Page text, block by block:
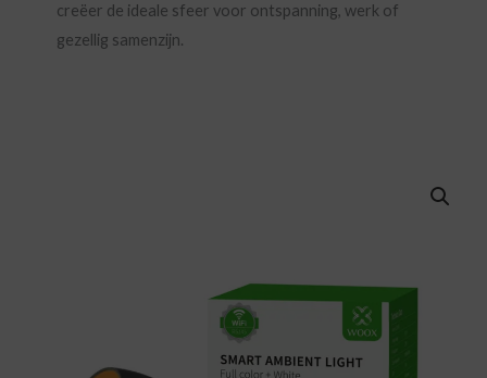
creëer de ideale sfeer voor ontspanning, werk of
gezellig samenzijn.